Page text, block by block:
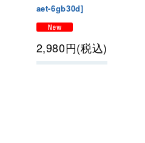
aet-6gb30d]
2,980円(税込)